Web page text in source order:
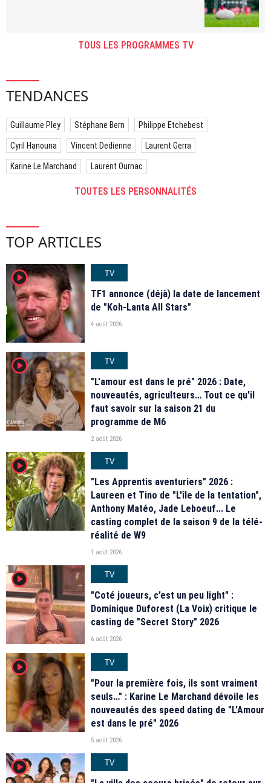
TOUS LES PROGRAMMES TV
TENDANCES
Guillaume Pley Stéphane Bern Philippe Etchebest
Cyril Hanouna Vincent Dedienne Laurent Gerra
Karine Le Marchand Laurent Ournac
TOUTES LES PERSONNALITÉS
TOP ARTICLES
player2
TV
TF1 annonce (déjà) la date de lancement
de "Koh-Lanta All Stars"
4 août 2026
player2
TV
"L'amour est dans le pré" 2026 : Date,
nouveautés, agriculteurs… Tout ce qu'il
faut savoir sur la saison 21 du
programme de M6
2 août 2026
player2
TV
"Les Apprentis aventuriers" 2026 :
Laureen et Tino de "L'île de la tentation",
Anthony Matéo, Jade Leboeuf... Le
casting complet de la saison 9 de la télé-
réalité de W9
1 août 2026
player2
TV
"Coté joueurs, c’est un peu light" :
Dominique Duforest (La Voix) critique le
casting de "Secret Story" 2026
6 août 2026
player2
TV
"Pour la première fois, ils sont vraiment
seuls…" : Karine Le Marchand dévoile les
nouveautés des speed dating de "L'Amour
est dans le pré" 2026
5 août 2026
player2
TV